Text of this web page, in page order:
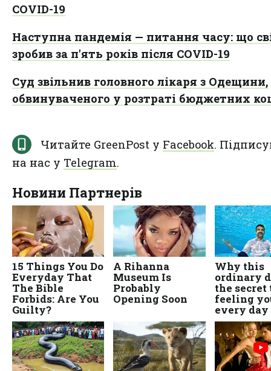
COVID-19
Наступна пандемія — питання часу: що
зробив за п'ять років після COVID-19
Суд звільнив головного лікаря з Одещини,
обвинуваченого у розтраті бюджетних
Читайте GreenPost у Facebook.
на нас у Telegram.